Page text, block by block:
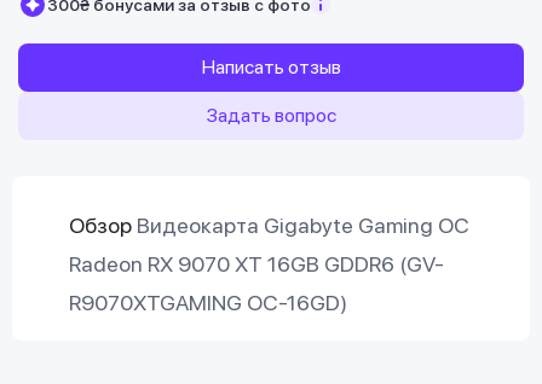
300₴ бонусами за отзыв с фото
Написать отзыв
Задать вопрос
Обзор Видеокарта Gigabyte Gaming OC
Radeon RX 9070 XT 16GB GDDR6 (GV-
R9070XTGAMING OC-16GD)